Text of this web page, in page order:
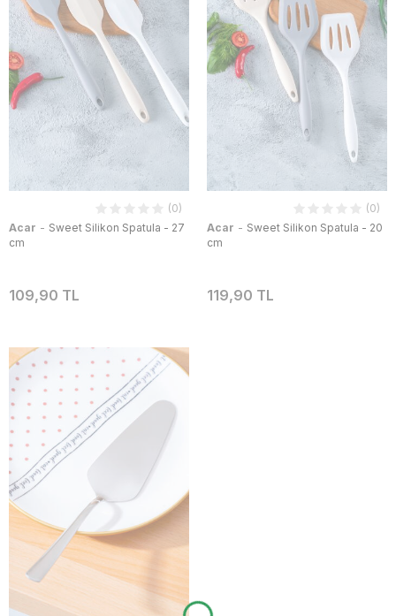
(0)
Acar - Sweet Silikon Spatula - 27
cm
109,90 TL
(0)
Acar - Sweet Silikon Spatula - 20
cm
119,90 TL